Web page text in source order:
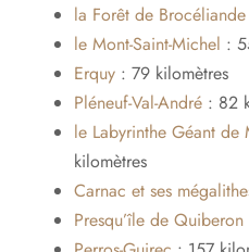
la Forêt de Brocéliande
le Mont-Saint-Michel :
Erquy : 79 kilomètres
Pléneuf-Val-André : 82
le Labyrinthe Géant de
kilomètres
Carnac et ses
Presqu’île de Quiberon